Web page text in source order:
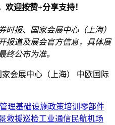
迎按赞+分享支持！
时报、国家会展中心（上海）
报道及展会官方信息，具体展
终公布为准。
会展中心（上海） 中欧国际
管理基础设施政策培训 零部件
救援巡检工业通信民航机场